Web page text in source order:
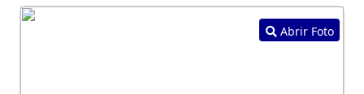
Abrir Foto